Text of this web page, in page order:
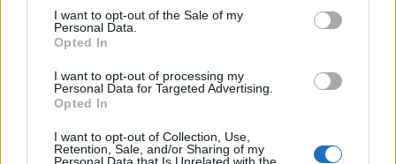
consent section.
I want to opt-out of the Sale of my
Personal Data.
Opted In
I want to opt-out of processing my
Personal Data for Targeted Advertising.
Opted In
I want to opt-out of Collection, Use,
Retention, Sale, and/or Sharing of my
Personal Data that Is Unrelated with the
Vrake
nsmes
ter –
2 Går
for
sjette
strake
3 Disse
går
femm
ila for
4
OL-
armen
5